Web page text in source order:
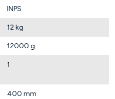
INPS
12 kg
12000 g
1
400 mm